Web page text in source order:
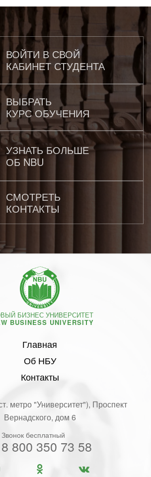
ВОЙТИ В СВОЙ
КАБИНЕТ СТУДЕНТА
ВЫБРАТЬ
КУРС ОБУЧЕНИЯ
УЗНАТЬ БОЛЬШЕ
ОБ NBU
СМОТРЕТЬ
КОНТАКТЫ
БИЗНЕС УНИВЕРСИТЕТ
BUSINESS UNIVERSITY
Главная
Об НБУ
Контакты
метро "Университет"), Проспект
Вернадского, дом 6
Звонок бесплатный
8 800 350 73 58